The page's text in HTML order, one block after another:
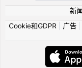
新
Cookie和GDPR
广告|